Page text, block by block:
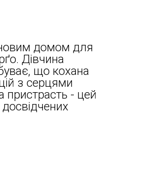
домом для
Дівчина
що кохана
з серцями
пристрасть - цей